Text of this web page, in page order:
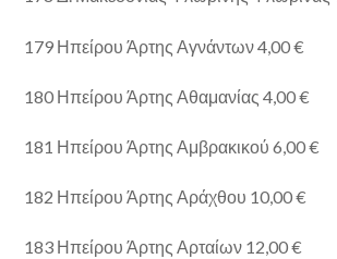
179 Ηπείρου Άρτης Αγνάντων 4,00 €
180 Ηπείρου Άρτης Αθαμανίας 4,00 €
181 Ηπείρου Άρτης Αμβρακικού 6,00 €
182 Ηπείρου Άρτης Αράχθου 10,00 €
183 Ηπείρου Άρτης Αρταίων 12,00 €